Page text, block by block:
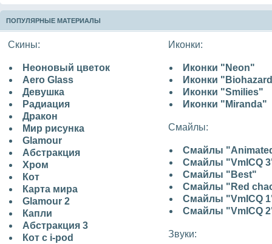
ПОПУЛЯРНЫЕ МАТЕРИАЛЫ
Скины:
Неоновый цветок
Aero Glass
Девушка
Радиация
Дракон
Мир рисунка
Glamour
Абстракция
Хром
Кот
Карта мира
Glamour 2
Капли
Абстракция 3
Кот с i-pod
Иконки:
Иконки "Neon"
Иконки
Иконки "Smilies"
Иконки "Miranda"
Смайлы:
Смайлы
Смайлы "VmICQ
Смайлы "Best"
Смайлы "Red
Смайлы "VmICQ
Смайлы "VmICQ
Звуки: